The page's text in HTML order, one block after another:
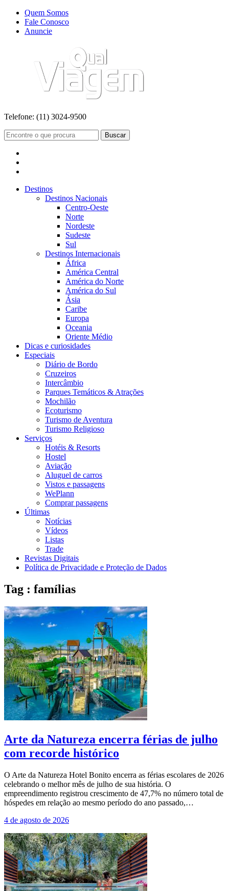
Quem Somos
Fale Conosco
Anuncie
Telefone: (11) 3024-9500
Buscar
Destinos
Destinos Nacionais
Centro-Oeste
Norte
Nordeste
Sudeste
Sul
Destinos Internacionais
África
América Central
América do Norte
América do Sul
Ásia
Caribe
Europa
Oceania
Oriente Médio
Dicas e curiosidades
Especiais
Diário de Bordo
Cruzeiros
Intercâmbio
Parques Temáticos & Atrações
Mochilão
Ecoturismo
Turismo de Aventura
Turismo Religioso
Serviços
Hotéis & Resorts
Hostel
Aviação
Aluguel de carros
Vistos e passagens
WePlann
Comprar passagens
Últimas
Notícias
Vídeos
Listas
Trade
Revistas Digitais
Política de Privacidade e Proteção de Dados
Tag : famílias
Arte da Natureza encerra férias de julho
com recorde histórico
O Arte da Natureza Hotel Bonito encerra as férias escolares de 2026
celebrando o melhor mês de julho de sua história. O
empreendimento registrou crescimento de 47,7% no número total de
hóspedes em relação ao mesmo período do ano passado,…
4 de agosto de 2026